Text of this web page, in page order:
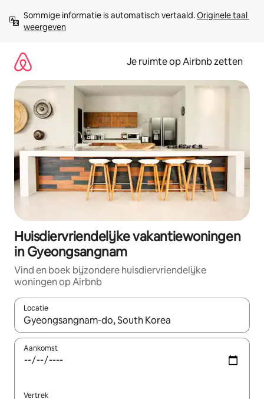
direct
naar
Sommige informatie is automatisch vertaald. Originele taal
weergeven
Je ruimte op Airbnb zetten
Huisdiervriendelijke vakantiewoningen
in Gyeongsangnam
Vind en boek bijzondere huisdiervriendelijke
woningen op Airbnb
Locatie
Wanneer er suggesties beschikbaar zijn, maak je een keuze
Aankomst
Vertrek